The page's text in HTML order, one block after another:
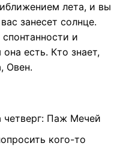
лета, и вы
занесет солнце.
и
есть. Кто знает,
Овен.
четверг: Паж Мечей
кого-то